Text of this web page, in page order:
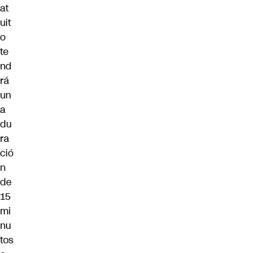
at
uit
o
te
nd
rá
un
a
du
ra
ció
n
de
15
mi
nu
tos